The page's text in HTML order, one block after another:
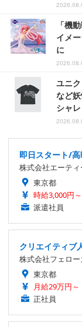
「機
イメ
に
ユニ
など
シャ
即日スタート/
株式会社エーティ
東京都
時給3,000円～
派遣社員
クリエイティブ
株式会社フェロー
東京都
月給29万円～
正社員